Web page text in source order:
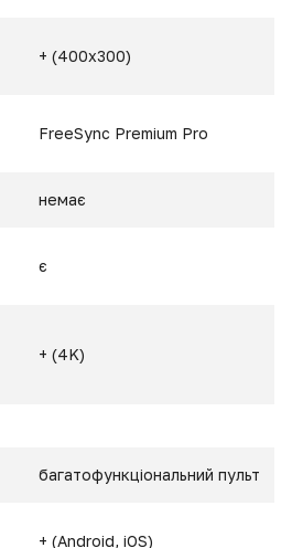
+ (400х300)
FreeSync Premium Pro
немає
є
+ (4K)
багатофункціональний пульт
+ (Android, iOS)